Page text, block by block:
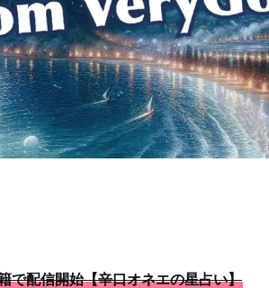
で配信開始【辛口オネエの星占い】